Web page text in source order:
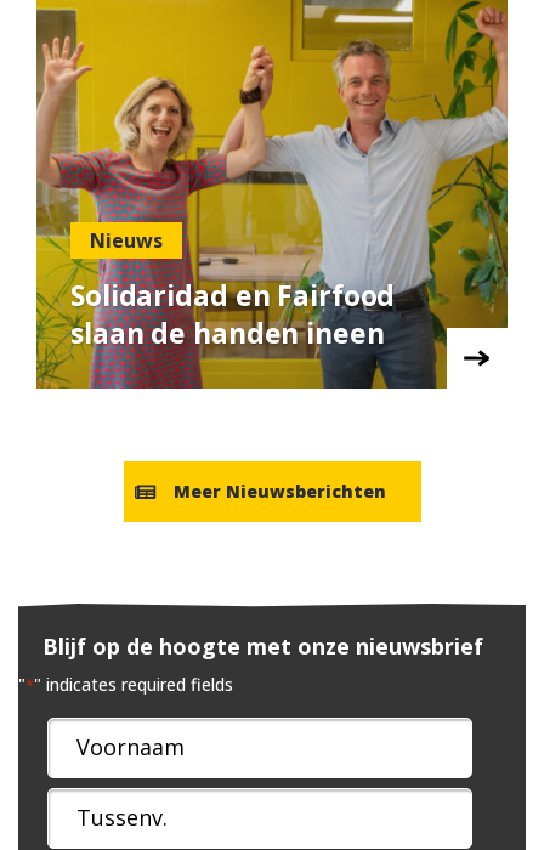
Nieuws
Solidaridad en Fairfood
slaan de handen ineen
Meer Nieuwsberichten
Blijf op de hoogte met onze nieuwsbrief
"*" indicates required fields
Naam
*